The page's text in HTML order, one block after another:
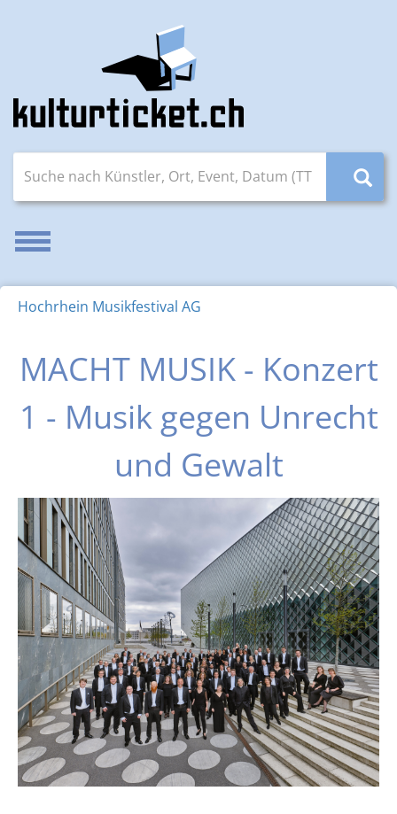
Navigation aktivieren/deaktivieren
Hochrhein Musikfestival AG
MACHT MUSIK - Konzert
1 - Musik gegen Unrecht
und Gewalt